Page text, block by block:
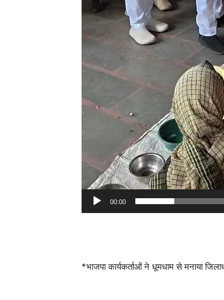
00:00
*भाजपा कार्यकर्ताओं ने धूमधाम से मनाया